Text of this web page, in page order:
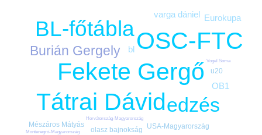
Fekete Gergő
OSC-FTC
Tátrai Dávid
BL-főtábla
edzés
Burián Gergely bl
Eurokupa
OB1
varga dániel
Mészáros Mátyás
olasz bajnokság
u20
USA-Magyarország
Horvátország-Magyarország
Montenegró-Magyarország
Vogel Soma